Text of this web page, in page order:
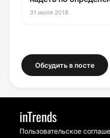
31 июля 2018
Обсудить в посте
inTrends
Пользовательское